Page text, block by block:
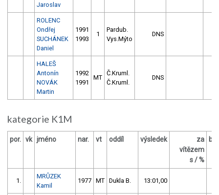
Jaroslav
ROLENC
Ondřej
SUCHÁNEK
Daniel
1991
1993
1
Pardub.
Vys.Mýto
DNS
HALEŠ
Antonín
NOVÁK
Martin
1992
1991
MT
Č.Kruml.
Č.Kruml.
DNS
kategorie K1M
por. vk jméno nar. vt oddíl výsledek
za
vítězem
s / %
1.
MRŮZEK
Kamil
1977 MT Dukla B. 13:01,00